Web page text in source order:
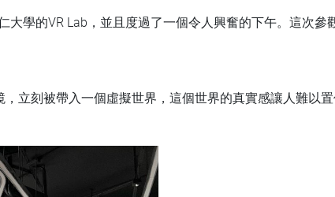
大學的VR Lab，並且度過了一個令人興奮的下午。這次
立刻被帶入一個虛擬世界，這個世界的真實感讓人難以